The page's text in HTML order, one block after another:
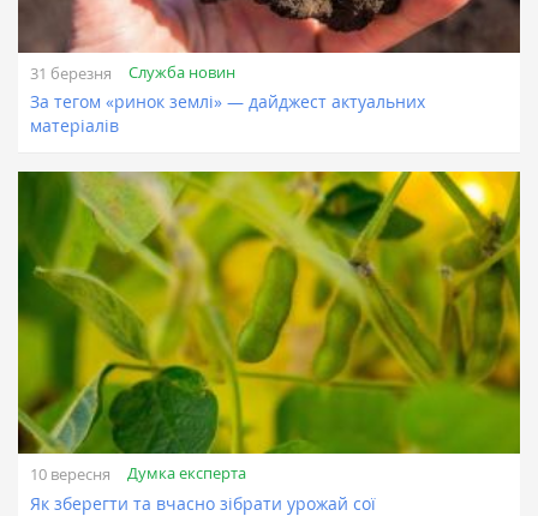
31 березня Служба новин
За тегом «ринок землі» — дайджест актуальних
матеріалів
10 вересня Думка експерта
Як зберегти та вчасно зібрати урожай сої